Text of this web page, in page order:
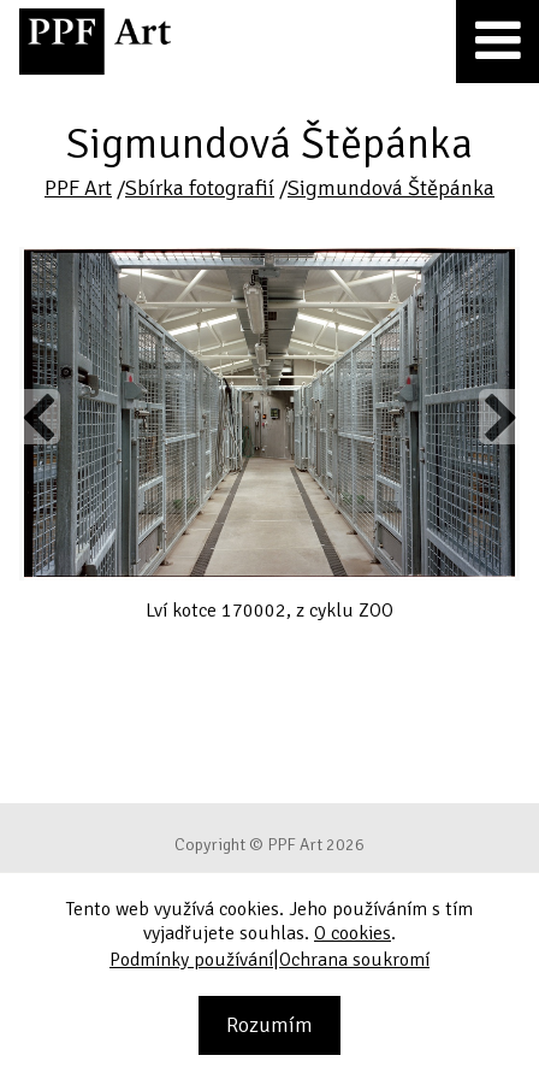
Sigmundová Štěpánka
PPF Art /Sbírka fotografií /Sigmundová Štěpánka
Previous
Lví kotce 170002, z cyklu ZOO
Next
Copyright © PPF Art 2026
Podmínky používání
Ochrana soukromí
Tento web využívá cookies. Jeho používáním s tím
vyjadřujete souhlas. O cookies.
Podmínky používání|Ochrana soukromí
Rozumím